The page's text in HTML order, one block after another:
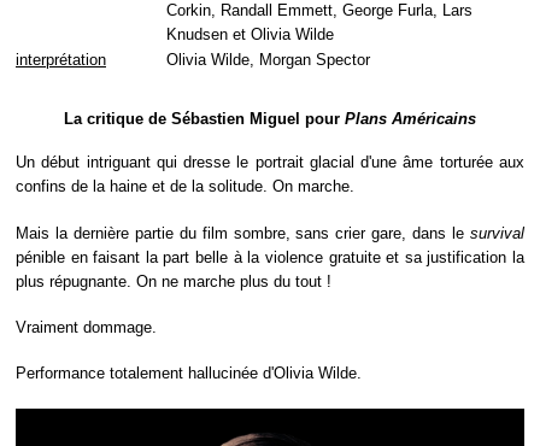
Corkin, Randall Emmett, George Furla, Lars
Knudsen et Olivia Wilde
interprétation
Olivia Wilde, Morgan Spector
La critique de Sébastien Miguel pour Plans Américains
Un début intriguant qui dresse le portrait glacial d'une âme torturée aux
confins de la haine et de la solitude. On marche.
Mais la dernière partie du film sombre, sans crier gare, dans le survival
pénible en faisant la part belle à la violence gratuite et sa justification la
plus répugnante. On ne marche plus du tout !
Vraiment dommage.
Performance totalement hallucinée d'Olivia Wilde.